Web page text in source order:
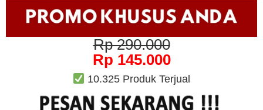
Rp 290.000
Rp 145.000
10.325 Produk Terjual